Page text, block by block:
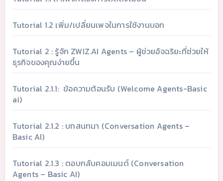
Tutorial 1.2 เพิ่ม/เปลี่ยนเพจในการใช้งานบอท
Tutorial 2 : รู้จัก ZWIZ.AI Agents – ผู้ช่วยอัจฉริยะที่ช่วยให้
ธุรกิจของคุณง่ายขึ้น
Tutorial 2.1.1: ข้อความต้อนรับ (Welcome Agents-Basic
ai)
Tutorial 2.1.2 : บทสนทนา (Conversation Agents –
Basic AI)
Tutorial 2.1.3 : ตอบกลับคอมเมนต์ (Conversation
Agents – Basic AI)